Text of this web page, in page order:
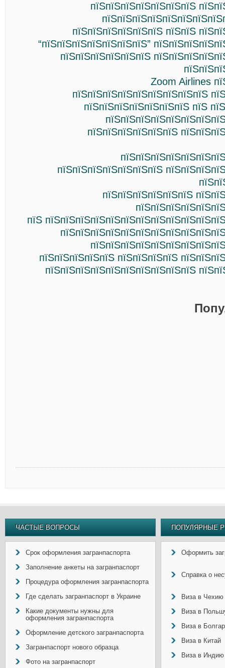
пїЅпїЅпїЅпїЅпїЅпїЅпїЅ
пїЅпїЅпїЅпїЅпїЅпїЅ пїЅпїЅ
“пїЅпїЅпїЅпїЅпїЅпїЅпїЅ”
пїЅпїЅпїЅпїЅпїЅпїЅ
Zoom Airlines
пїЅпїЅпїЅпїЅпїЅпїЅпїЅпїЅпїЅ
пїЅпїЅпїЅпїЅпїЅпїЅпїЅ пїЅ
пїЅпїЅпїЅпїЅпїЅпїЅ
пїЅпїЅпїЅпїЅпїЅпїЅпїЅ
пїЅпїЅпїЅпїЅпїЅпїЅ
пїЅ
пїЅпїЅпїЅпїЅпїЅ пїЅпїЅпїЅпїЅ
пїЅпїЅпїЅпїЅпїЅпїЅпїЅпїЅпїЅпїЅ
ЧАСТЫЕ ВОПРОСЫ
Срок оформления загранпаспорта
Заполнение анкеты на загранпаспорт
Процедура оформления загранпаспорта
Где сделать загранпаспорт в Украине
Какие документы нужны для
оформления загранпаспорта
Оформление детского загранпаспорта
Загранпаспорт нового образца
Фото на загранпаспорт
ПОПУЛЯРНЫЕ
Оформить
Справка о
Виза в Чехию
Виза в
Виза в
Виза в Китай
Виза в Индию